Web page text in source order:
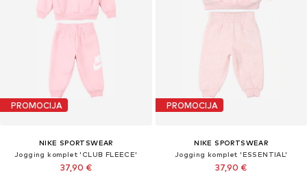
PROMOCIJA
NIKE SPORTSWEAR
Jogging komplet 'CLUB FLEECE'
37,90 €
PROMOCIJA
NIKE SPORTSWEAR
Jogging komplet 'ESSENTIAL'
37,90 €